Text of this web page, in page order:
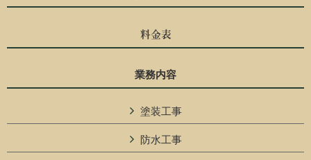
料金表
業務内容
塗装工事
防水工事